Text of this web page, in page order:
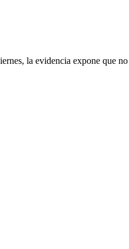
la evidencia expone que